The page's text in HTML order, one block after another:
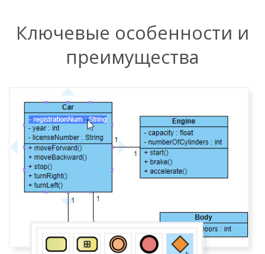
Ключевые особенности и
преимущества